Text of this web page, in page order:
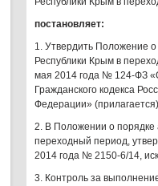
постановляет:
1. Утвердить Положение
Республики Крым в
мая 2014 года № 124-ФЗ
Гражданского кодекса
Федерации»
2. В Положении о порядке
переходный период,
2014 года № 2150-6/14,
3. Контроль за